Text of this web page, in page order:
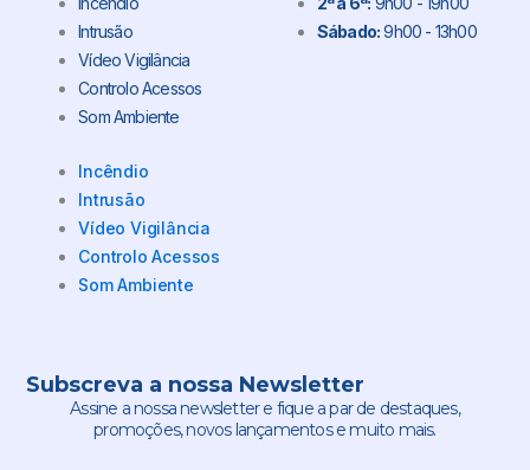
Intrusão
Vídeo Vigilância
Controlo Acessos
Som Ambiente
Incêndio
Intrusão
Vídeo Vigilância
Controlo Acessos
Som Ambiente
Sábado:9h00 - 13h00
Subscreva a nossa Newsletter
Assine a nossa newsletter e fique a par de destaques,
promoções, novos lançamentos e muito mais.